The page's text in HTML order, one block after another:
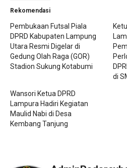
Rekomendasi
Pembukaan Futsal Piala
DPRD Kabupaten Lampung
Utara Resmi Digelar di
Gedung Olah Raga (GOR)
Stadion Sukung Kotabumi
di
Wansori Ketua DPRD
Lampura Hadiri Kegiatan
Maulid Nabi di Desa
Kembang Tanjung